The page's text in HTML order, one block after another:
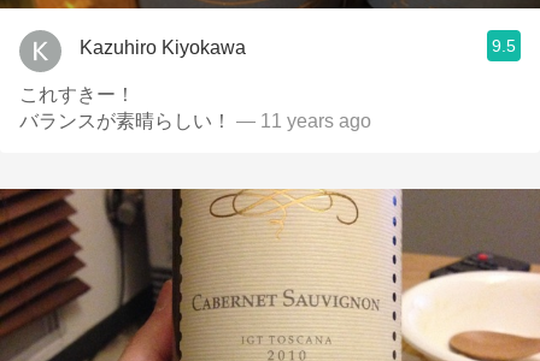
Kazuhiro Kiyokawa 9.5
これすきー！
バランスが素晴らしい！
— 11 years ago